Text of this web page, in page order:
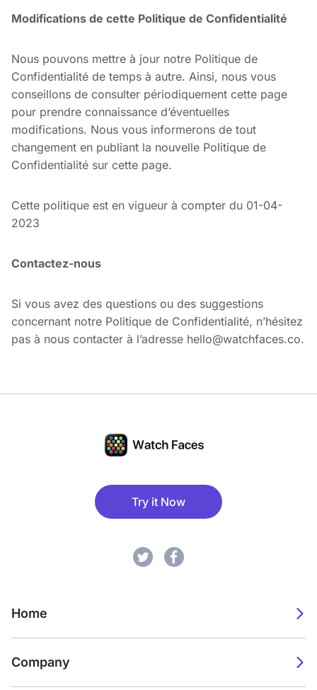
Modifications de cette Politique de Confidentialité
Nous pouvons mettre à jour notre Politique de
Confidentialité de temps à autre. Ainsi, nous vous
conseillons de consulter périodiquement cette page
pour prendre connaissance d’éventuelles
modifications. Nous vous informerons de tout
changement en publiant la nouvelle Politique de
Confidentialité sur cette page.
Cette politique est en vigueur à compter du 01-04-
2023
Contactez-nous
Si vous avez des questions ou des suggestions
concernant notre Politique de Confidentialité, n’hésitez
pas à nous contacter à l’adresse hello@watchfaces.co.
Try it Now
Home
Company